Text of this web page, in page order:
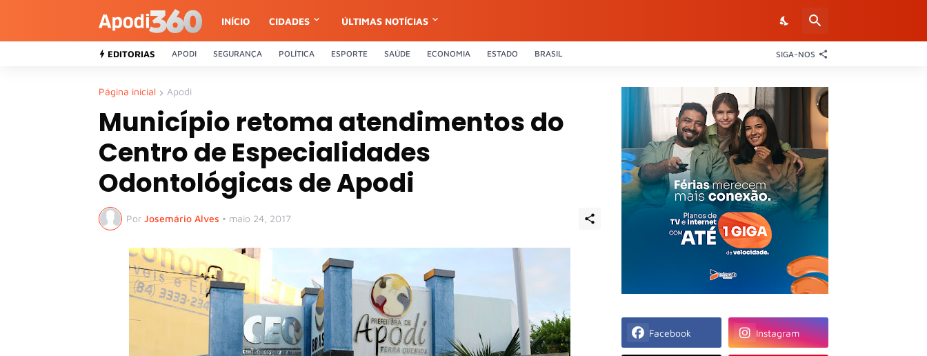
INÍCIO CIDADES ÚLTIMAS NOTÍCIAS
EDITORIAS APODI SEGURANÇA POLÍTICA ESPORTE SAÚDE ECONOMIA ESTADO BRASIL SIGA-NOS
Página inicial Apodi
Município retoma atendimentos do
Centro de Especialidades
Odontológicas de Apodi
Por Josemário Alves • maio 24, 2017
Facebook Instagram